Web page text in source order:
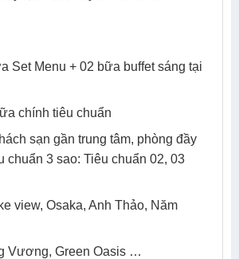
Set Menu + 02 bữa buffet sáng tại
chính tiêu chuẩn
sạn gần trung tâm, phòng đầy
chuẩn 3 sao: Tiêu chuẩn 02, 03
view, Osaka, Anh Thảo, Năm
Vương, Green Oasis …